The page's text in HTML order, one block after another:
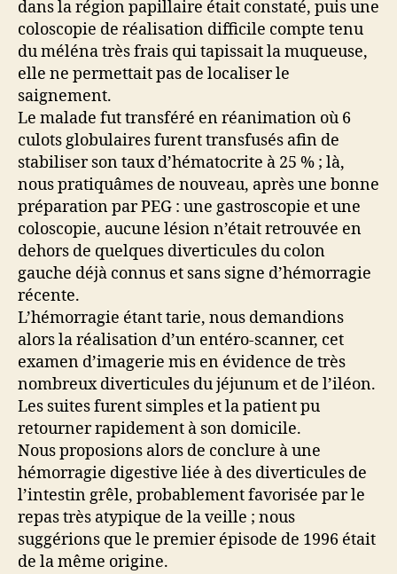
dans la région papillaire était constaté, puis une
coloscopie de réalisation difficile compte tenu
du méléna très frais qui tapissait la muqueuse,
elle ne permettait pas de localiser le
saignement.
Le malade fut transféré en réanimation où 6
culots globulaires furent transfusés afin de
stabiliser son taux d’hématocrite à 25 % ; là,
nous pratiquâmes de nouveau, après une bonne
préparation par PEG : une gastroscopie et une
coloscopie, aucune lésion n’était retrouvée en
dehors de quelques diverticules du colon
gauche déjà connus et sans signe d’hémorragie
récente.
L’hémorragie étant tarie, nous demandions
alors la réalisation d’un entéro-scanner, cet
examen d’imagerie mis en évidence de très
nombreux diverticules du jéjunum et de l’iléon.
Les suites furent simples et la patient pu
retourner rapidement à son domicile.
Nous proposions alors de conclure à une
hémorragie digestive liée à des diverticules de
l’intestin grêle, probablement favorisée par le
repas très atypique de la veille ; nous
suggérions que le premier épisode de 1996 était
de la même origine.